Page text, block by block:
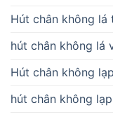
Hút chân không lá
hút chân không lá
Hút chân không
hút chân không